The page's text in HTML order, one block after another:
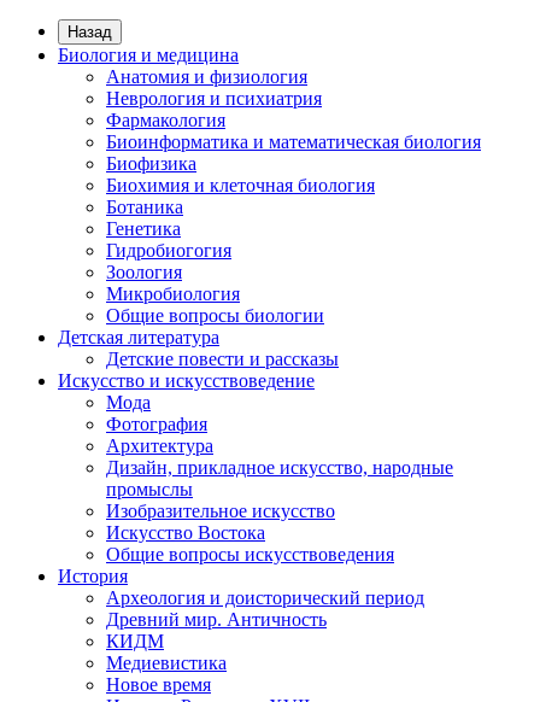
Назад
Биология и медицина
Анатомия и физиология
Неврология и психиатрия
Фармакология
Биоинформатика и математическая биология
Биофизика
Биохимия и клеточная биология
Ботаника
Генетика
Гидробиогогия
Зоология
Микробиология
Общие вопросы биологии
Детская литература
Детские повести и рассказы
Искусство и искусствоведение
Мода
Фотография
Архитектура
Дизайн, прикладное искусство, народные
промыслы
Изобразительное искусство
Искусство Востока
Общие вопросы искусствоведения
История
Археология и доисторический период
Древний мир. Античность
КИДМ
Медиевистика
Новое время